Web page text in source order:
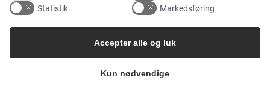
Services
Statistik
Markedsføring
Kun nødvendige
Accepter alle og luk